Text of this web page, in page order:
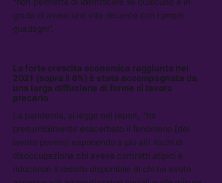
grado di avere una vita decente con i propri
guadagni”.
La forte crescita economica raggiunta nel
2021 (sopra il 6%) è stata accompagnata da
una larga diffusione di forme di lavoro
precario
La pandemia, si legge nel report, “ha
presumibilmente esacerbato il fenomeno [del
lavoro povero] esponendo a più alti rischi di
disoccupazione chi aveva contratti atipici e
riducendo il reddito disponibile di chi ha avuto